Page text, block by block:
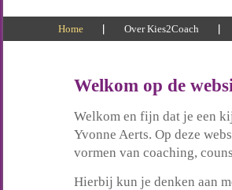
Home Over Kies2Coach
Welkom op de
Welkom en fijn dat je een
Yvonne Aerts. Op deze
vormen van coaching,
Hierbij kun je denken aan